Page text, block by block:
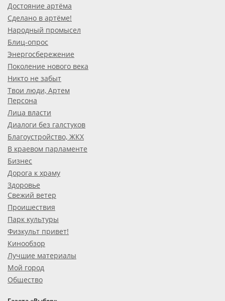
Достояние артёма
Сделано в артёме!
Народный промысел
Блиц-опрос
Энергосбережение
Поколение нового века
Никто не забыт
Твои люди, Артем
Персона
Лица власти
Диалоги без галстуков
Благоустройство, ЖКХ
В краевом парламенте
Бизнес
Дорога к храму
Здоровье
Свежий ветер
Проишествия
Парк культуры
Физкульт привет!
Кинообзор
Лучшие материалы
Мой город
Общество